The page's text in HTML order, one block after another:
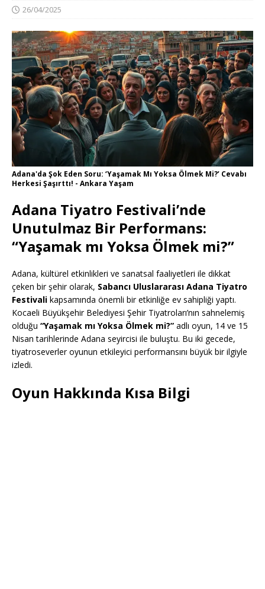
26/04/2025
Adana'da Şok Eden Soru: ‘Yaşamak Mı Yoksa Ölmek Mi?’ Cevabı
Herkesi Şaşırttı! - Ankara Yaşam
Adana Tiyatro Festivali’nde
Unutulmaz Bir Performans:
“Yaşamak mı Yoksa Ölmek mi?”
Adana, kültürel etkinlikleri ve sanatsal faaliyetleri ile dikkat
çeken bir şehir olarak, Sabancı Uluslararası Adana Tiyatro
Festivali kapsamında önemli bir etkinliğe ev sahipliği yaptı.
Kocaeli Büyükşehir Belediyesi Şehir Tiyatroları’nın sahnelemiş
olduğu “Yaşamak mı Yoksa Ölmek mi?” adlı oyun, 14 ve 15
Nisan tarihlerinde Adana seyircisi ile buluştu. Bu iki gecede,
tiyatroseverler oyunun etkileyici performansını büyük bir ilgiyle
izledi.
Oyun Hakkında Kısa Bilgi